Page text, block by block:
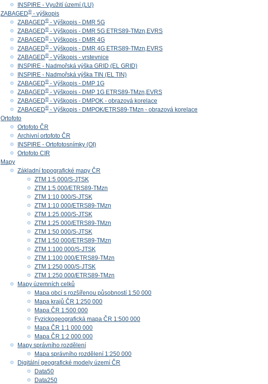
INSPIRE - Využití území (LU)
ZABAGED®- výškopis
ZABAGED®- Výškopis - DMR 5G
ZABAGED®- Výškopis - DMR 5G ETRS89-TMzn,EVRS
ZABAGED®- Výškopis - DMR 4G
ZABAGED®- Výškopis - DMR 4G ETRS89-TMzn,EVRS
ZABAGED®- Výškopis - vrstevnice
INSPIRE - Nadmořská výška GRID (EL GRID)
INSPIRE - Nadmořská výška TIN (EL TIN)
ZABAGED®- Výškopis - DMP 1G
ZABAGED®- Výškopis - DMP 1G ETRS89-TMzn,EVRS
ZABAGED®- Výškopis - DMPOK - obrazová korelace
ZABAGED®- Výškopis - DMPOK/ETRS89-TMzn - obrazová korelace
Ortofoto
Ortofoto ČR
Archivní ortofoto ČR
INSPIRE - Ortofotosnímky (OI)
Ortofoto CIR
Mapy
Základní topografické mapy ČR
ZTM 1:5 000/S-JTSK
ZTM 1:5 000/ETRS89-TMzn
ZTM 1:10 000/S-JTSK
ZTM 1:10 000/ETRS89-TMzn
ZTM 1:25 000/S-JTSK
ZTM 1:25 000/ETRS89-TMzn
ZTM 1:50 000/S-JTSK
ZTM 1:50 000/ETRS89-TMzn
ZTM 1:100 000/S-JTSK
ZTM 1:100 000/ETRS89-TMzn
ZTM 1:250 000/S-JTSK
ZTM 1:250 000/ETRS89-TMzn
Mapy územních celků
Mapa obcí s rozšířenou působností 1:50 000
Mapa krajů ČR 1:250 000
Mapa ČR 1:500 000
Fyzickogeografická mapa ČR 1:500 000
Mapa ČR 1:1 000 000
Mapa ČR 1:2 000 000
Mapy správního rozdělení
Mapa správního rozdělení 1:250 000
Digitální geografické modely území ČR
Data50
Data250